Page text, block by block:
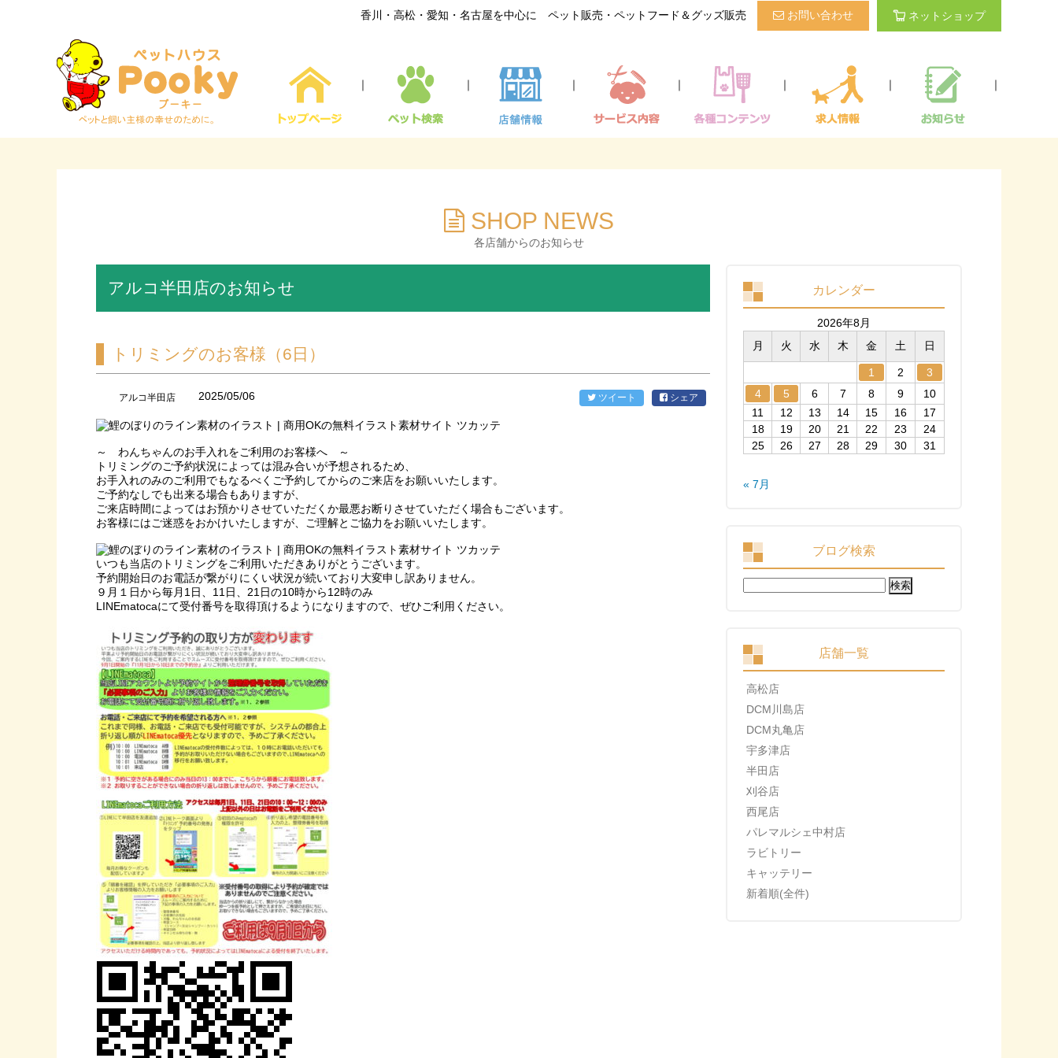
香川・高松・愛知・名古屋を中心に ペット販売・ペットフード＆グッズ販売 お問い合わせ ネットショップ
｜ ｜ ｜ ｜ ｜ ｜ ｜
SHOP NEWS
各店舗からのお知らせ
アルコ半田店のお知らせ
トリミングのお客様（6日）
アルコ半田店 2025/05/06 ツイート シェア
～ わんちゃんのお手入れをご利用のお客様へ ～
トリミングのご予約状況によっては混み合いが予想されるため、
お手入れのみのご利用でもなるべくご予約してからのご来店をお願いいたします。
ご予約なしでも出来る場合もありますが、
ご来店時間によってはお預かりさせていただくか最悪お断りさせていただく場合もございます。
お客様にはご迷惑をおかけいたしますが、ご理解とご協力をお願いいたします。
いつも当店のトリミングをご利用いただきありがとうございます。
予約開始日のお電話が繋がりにくい状況が続いており大変申し訳ありません。
９月１日から毎月1日、11日、21日の10時から12時のみ
LINEmatocaにて受付番号を取得頂けるようになりますので、ぜひご利用ください。
カレンダー
2026年8月
月
火 水 木 金 土 日
1 2
3
4
5 6 7 8 9
10
11
12 13 14 15 16
17
18
19 20 21 22 23
24
25
26 27 28 29 30 31
« 7月
ブログ検索
検
索:
店舗一覧
高松店
DCM川島店
DCM丸亀店
宇多津店
半田店
刈谷店
西尾店
パレマルシェ中村店
ラビトリー
キャッテリー
新着順(全件)